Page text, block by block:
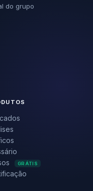
do grupo
GRÁTIS